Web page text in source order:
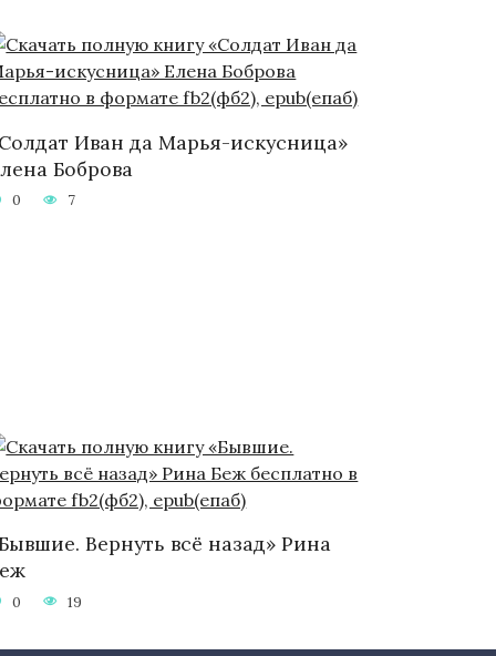
Иван да Марья-искусница»
Боброва
0 7
Вернуть всё назад» Рина
0 19